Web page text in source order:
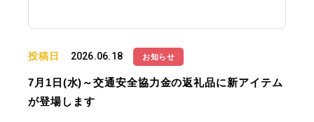
投稿日 2026.06.18 お知らせ
7月1日(水)～交通安全協力金の返礼品に新アイテム
が登場します